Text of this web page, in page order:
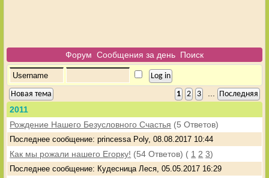
Форум Сообщения за день Поиск
1 2 3 Последняя
Новая тема
2011
Рождение Нашего Безусловного Счастья (5 Ответов)
Последнее сообщение: princessa Poly, 08.08.2017 10:44
Как мы рожали нашего Егорку! (54 Ответов) ( 1 2 3)
Последнее сообщение: Кудесница Леся, 05.05.2017 16:29